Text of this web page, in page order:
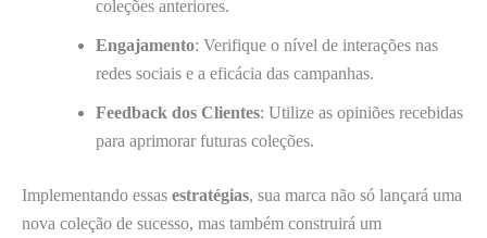
coleções anteriores.
Engajamento: Verifique o nível de interações nas
redes sociais e a eficácia das campanhas.
Feedback dos Clientes: Utilize as opiniões recebidas
para aprimorar futuras coleções.
Implementando essas estratégias, sua marca não só lançará uma
nova coleção de sucesso, mas também construirá um